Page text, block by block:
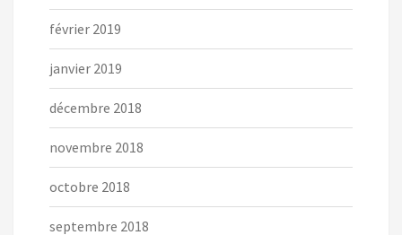
février 2019
janvier 2019
décembre 2018
novembre 2018
octobre 2018
septembre 2018